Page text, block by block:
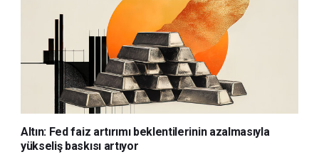
Altın: Fed faiz artırımı beklentilerinin azalmasıyla
yükseliş baskısı artıyor